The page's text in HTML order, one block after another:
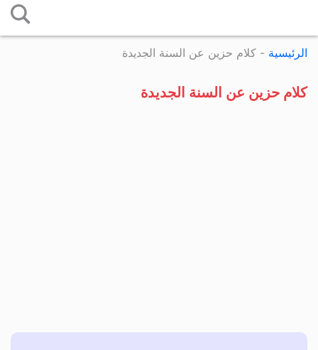
إلى
المحتوى
الرئيسية - كلام حزين عن السنة الجديدة
كلام حزين عن السنة الجديدة